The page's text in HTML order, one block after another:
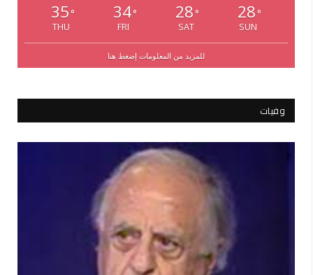
35 °
THU
34°
FRI
28 °
SAT
28 °
SUN
للمزيد من المعلومات إضغط هنا
وفيات